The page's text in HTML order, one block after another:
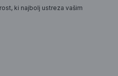
ki najbolj ustreza vašim